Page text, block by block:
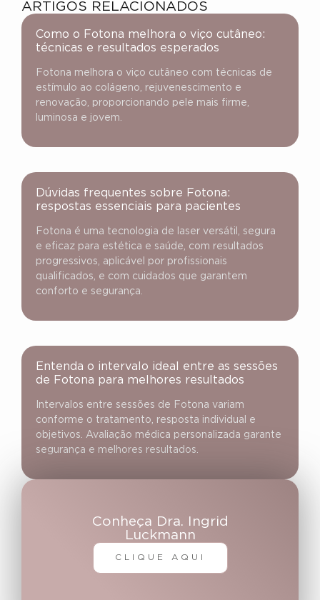
ARTIGOS RELACIONADOS
Como o Fotona melhora o viço cutâneo:
técnicas e resultados esperados
Fotona melhora o viço cutâneo com técnicas de
estímulo ao colágeno, rejuvenescimento e
renovação, proporcionando pele mais firme,
luminosa e jovem.
Dúvidas frequentes sobre Fotona:
respostas essenciais para pacientes
Fotona é uma tecnologia de laser versátil, segura
e eficaz para estética e saúde, com resultados
progressivos, aplicável por profissionais
qualificados, e com cuidados que garantem
conforto e segurança.
Entenda o intervalo ideal entre as sessões
de Fotona para melhores resultados
Intervalos entre sessões de Fotona variam
conforme o tratamento, resposta individual e
objetivos. Avaliação médica personalizada garante
segurança e melhores resultados.
Conheça Dra. Ingrid
Luckmann
CLIQUE AQUI